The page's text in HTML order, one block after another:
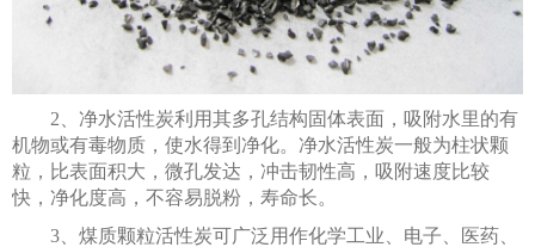
2、净水活性炭利用其多孔结构固体表面，吸附水里的有
机物或有毒物质，使水得到净化。净水活性炭一般为柱状颗
粒，比表面积大，微孔发达，冲击韧性高，吸附速度比较
快，净化度高，不容易脱粉，寿命长。
3、煤质颗粒活性炭可广泛用作化学工业、电子、医药、